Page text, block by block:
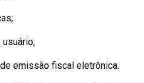
emissão fiscal eletrônica.